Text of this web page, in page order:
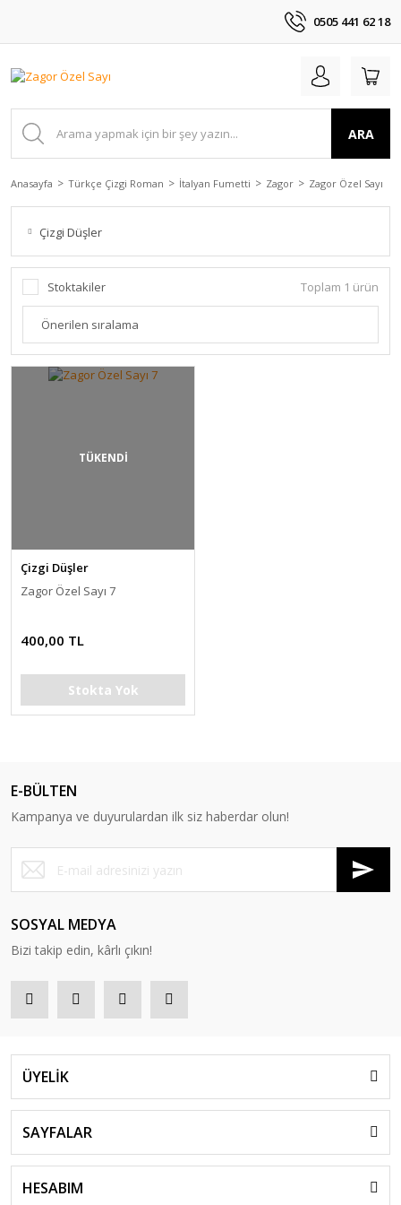
0505 441 62 18
ARA
Anasayfa Türkçe Çizgi Roman İtalyan Fumetti Zagor Zagor Özel Sayı
Çizgi Düşler
Stoktakiler Toplam 1 ürün
TÜKENDİ
Çizgi Düşler
Zagor Özel Sayı 7
400,00 TL
Stokta Yok
E-BÜLTEN
Kampanya ve duyurulardan ilk siz haberdar olun!
SOSYAL MEDYA
Bizi takip edin, kârlı çıkın!
ÜYELİK
SAYFALAR
HESABIM